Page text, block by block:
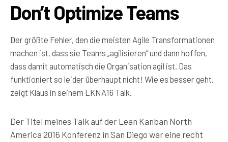
Don’t Optimize Teams
Der größte Fehler, den die meisten Agile Transformationen
machen ist, dass sie Teams „agilisieren“ und dann hoffen,
dass damit automatisch die Organisation agil ist. Das
funktioniert so leider überhaupt nicht! Wie es besser geht,
zeigt Klaus in seinem LKNA16 Talk.
Der Titel meines Talk auf der Lean Kanban North
America 2016 Konferenz in San Diego war eine recht